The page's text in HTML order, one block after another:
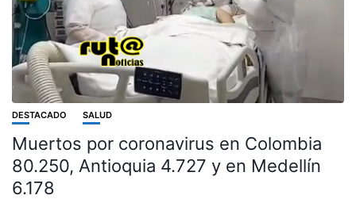
DESTACADO SALUD
Muertos por coronavirus en Colombia
80.250, Antioquia 4.727 y en Medellín
6.178